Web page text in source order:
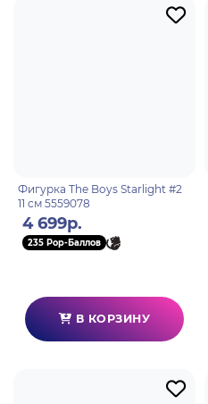
Фигурка The Boys Starlight #2
11 см 5559078
4 699р.
235 Pop-Баллов
В КОРЗИНУ